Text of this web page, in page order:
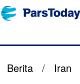
Berita / Iran